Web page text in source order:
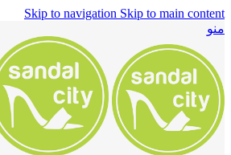
Skip to navigation Skip to main content
منو